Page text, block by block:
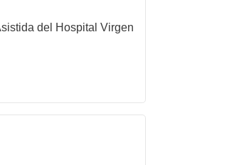
del Hospital Virgen